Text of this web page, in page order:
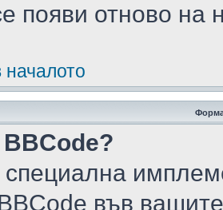
появи отново на
специална
във